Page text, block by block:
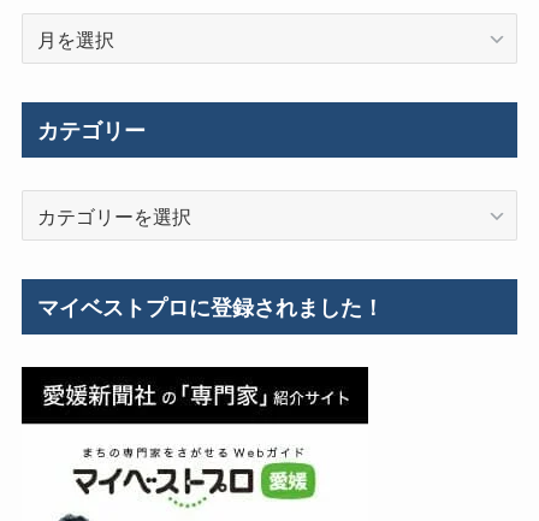
去
工
カテゴリー
テ
マイベストプロに登録されました！